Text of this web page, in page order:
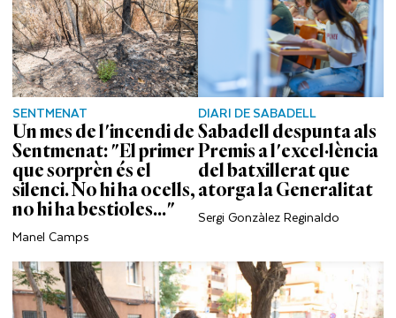
SENTMENAT
Un mes de l'incendi de
Sentmenat: "El primer
que sorprèn és el
silenci. No hi ha ocells,
no hi ha bestioles..."
Manel Camps
DIARI DE SABADELL
Sabadell despunta als
Premis a l'excel·lència
del batxillerat que
atorga la Generalitat
Sergi Gonzàlez Reginaldo